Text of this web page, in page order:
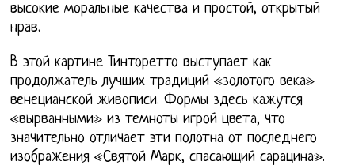
высокие моральные качества и простой, открытый
нрав.
В этой картине Тинторетто выступает как
продолжатель лучших традиций «золотого века»
венецианской живописи. Формы здесь кажутся
«вырванными» из темноты игрой цвета, что
значительно отличает эти полотна от последнего
изображения «Святой Марк, спасающий сарацина».